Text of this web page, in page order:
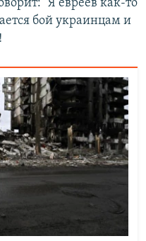
"Я евреев как-то
бой украинцам и